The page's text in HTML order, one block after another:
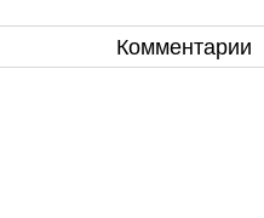
Комментарии